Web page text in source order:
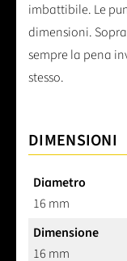
imbattibile. Le
dimensioni.
sempre la pena
stesso.
DIMENSIONI
Diametro
16 mm
Dimensione
16 mm